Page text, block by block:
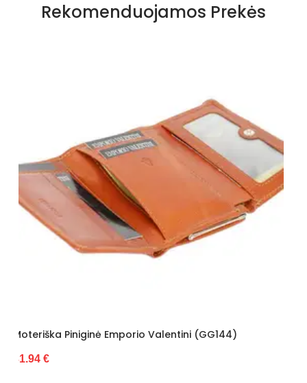
Rekomenduojamos Prekės
(GG144) Moteriška Piniginė Z.Ricardo